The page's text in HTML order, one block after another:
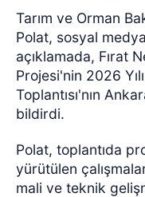
Tarım ve Orman
Polat, sosyal
açıklamada, Fırat
Projesi'nin 2026
Toplantısı'nın
bildirdi.
Polat, toplantıda
yürütülen
mali ve teknik